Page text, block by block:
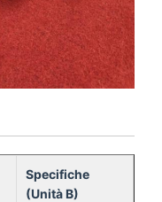
Specifiche
(Unità B)